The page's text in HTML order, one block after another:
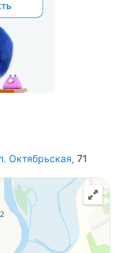
Октябрьская, 71